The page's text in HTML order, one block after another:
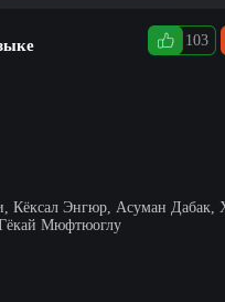
103
Кёксал Энгюр, Асуман Дабак,
Мюфтюоглу